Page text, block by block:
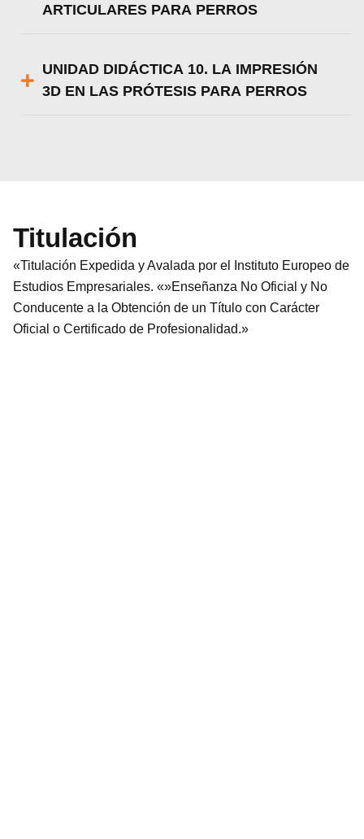
ARTICULARES PARA PERROS
UNIDAD DIDÁCTICA 10. LA IMPRESIÓN
3D EN LAS PRÓTESIS PARA PERROS
Titulación
«Titulación Expedida y Avalada por el Instituto Europeo de
Estudios Empresariales. «»Enseñanza No Oficial y No
Conducente a la Obtención de un Título con Carácter
Oficial o Certificado de Profesionalidad.»